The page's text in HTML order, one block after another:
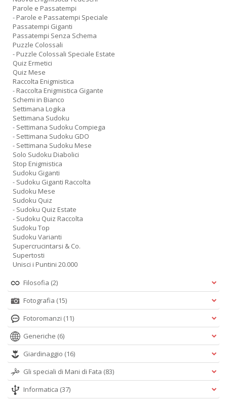
Parole e Passatempi
- Parole e Passatempi Speciale
Passatempi Giganti
Passatempi Senza Schema
Puzzle Colossali
- Puzzle Colossali Speciale Estate
Quiz Ermetici
Quiz Mese
Raccolta Enigmistica
- Raccolta Enigmistica Gigante
Schemi in Bianco
Settimana Logika
Settimana Sudoku
- Settimana Sudoku Compiega
- Settimana Sudoku GDO
- Settimana Sudoku Mese
Solo Sudoku Diabolici
Stop Enigmistica
Sudoku Giganti
- Sudoku Giganti Raccolta
Sudoku Mese
Sudoku Quiz
- Sudoku Quiz Estate
- Sudoku Quiz Raccolta
Sudoku Top
Sudoku Varianti
Supercrucintarsi & Co.
Supertosti
Unisci i Puntini 20.000
Filosofia (2)
Fotografia (15)
Fotoromanzi (11)
Generiche (6)
Giardinaggio (16)
Gli speciali di Mani di Fata (83)
Informatica (37)